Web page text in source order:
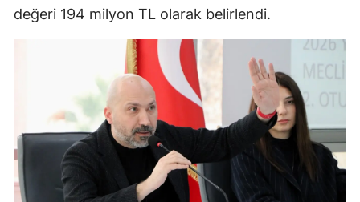
değeri 194 milyon TL olarak belirlendi.